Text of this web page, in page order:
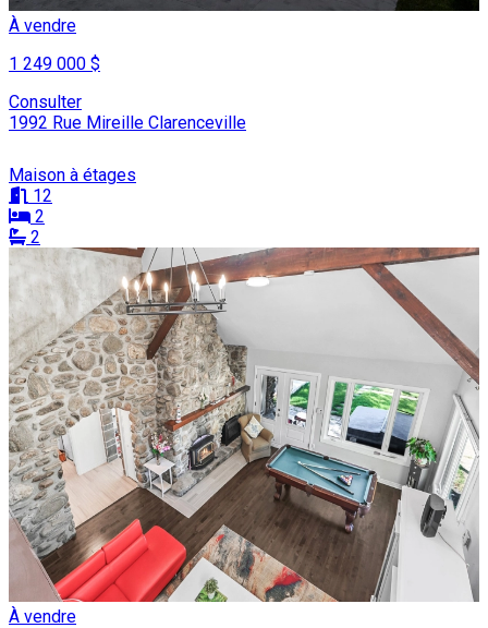
À vendre
1 249 000 $
Consulter
1992 Rue Mireille Clarenceville
Maison à étages
12
2
2
À vendre